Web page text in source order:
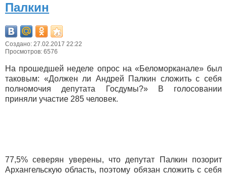
Палкин
Создано: 27.02.2017 22:22
Просмотров: 6576
На прошедшей неделе опрос на «Беломорканале» был
таковым: «Должен ли Андрей Палкин сложить с себя
полномочия депутата Госдумы?» В голосовании
приняли участие 285 человек.
77,5% северян уверены, что депутат Палкин позорит
Архангельскую область, поэтому обязан сложить с себя